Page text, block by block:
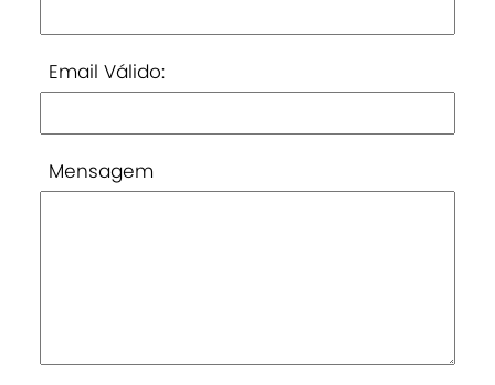
Email Válido:
Mensagem